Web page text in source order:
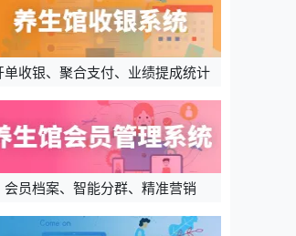
单收银、聚合支付、业绩提成统计
会员档案、智能分群、精准营销